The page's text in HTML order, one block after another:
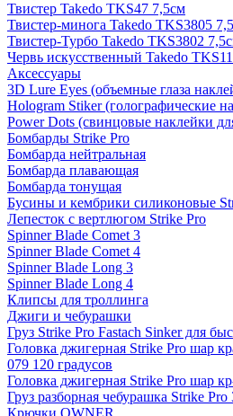
Твистер Takedo TKS47 7,5см
Твистер-минога Takedo TKS3805
Твистер-Турбо Takedo TKS3802
Червь искусственный Takedo
Аксессуары
3D Lure Eyes (объемные глаза
Hologram Stiker (голографические
Power Dots (свинцовые наклейки
Бомбарды Strike Pro
Бомбарда нейтральная
Бомбарда плавающая
Бомбарда тонущая
Бусины и кембрики силиконовые
Лепесток с вертлюгом Strike Pro
Spinner Blade Comet 3
Spinner Blade Comet 4
Spinner Blade Long 3
Spinner Blade Long 4
Клипсы для троллинга
Джиги и чебурашки
Груз Strike Pro Fastach Sinker для
Головка джигерная Strike Pro шар
079 120 градусов
Головка джигерная Strike Pro шар
Груз разборная чебурашка Strike
Крючки OWNER